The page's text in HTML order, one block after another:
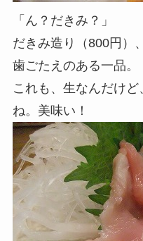
「ん？だきみ？」
だきみ造り（800円）
歯ごたえのある一品。
これも、生なんだけ
ね。美味い！